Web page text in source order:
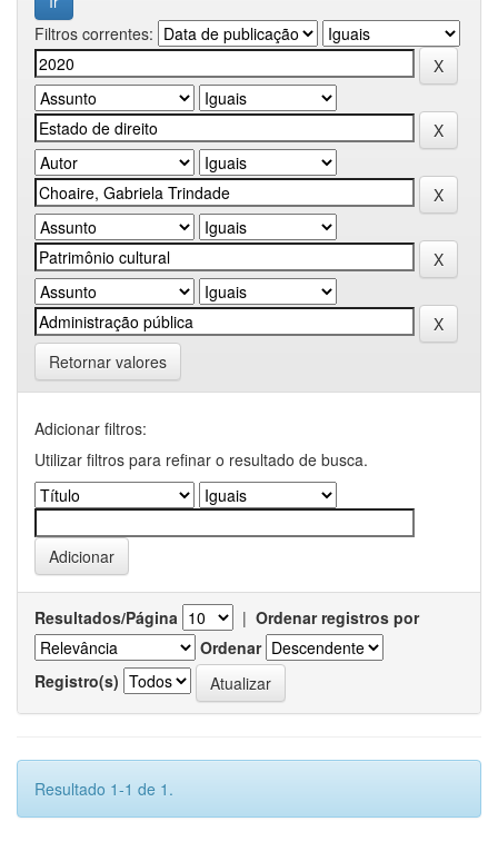
Filtros correntes:
Retornar valores
Adicionar filtros:
Utilizar filtros para refinar o resultado de busca.
Resultados/Página | Ordenar registros por
Ordenar
Registro(s)
Resultado 1-1 de 1.